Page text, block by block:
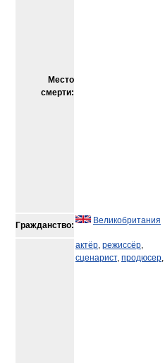
Место
смерти:
Гражданство: Великобритания
актёр, режиссёр,
сценарист, продюсер,